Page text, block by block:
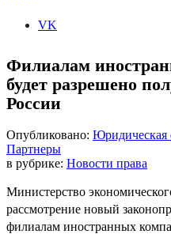
VK
Филиалам
будет разрешено
России
Опубликовано:
Партнеры
в рубрике: Новости права
Министерство
рассмотрение новый
филиалам иностранных